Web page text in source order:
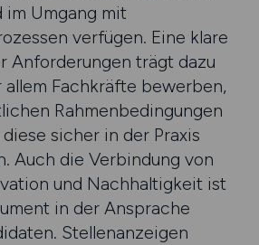
Umgang mit
verfügen. Eine klare
Anforderungen trägt dazu
allem Fachkräfte bewerben,
Rahmenbedingungen
sicher in der Praxis
Auch die Verbindung von
und Nachhaltigkeit ist
in der Ansprache
Stellenanzeigen